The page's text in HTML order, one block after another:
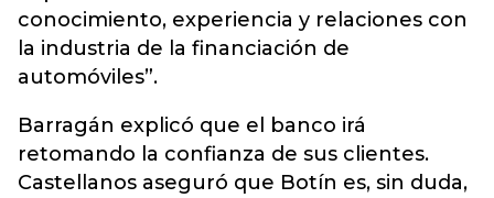
conocimiento, experiencia y relaciones con
la industria de la financiación de
automóviles”.
Barragán explicó que el banco irá
retomando la confianza de sus clientes.
Castellanos aseguró que Botín es, sin duda,